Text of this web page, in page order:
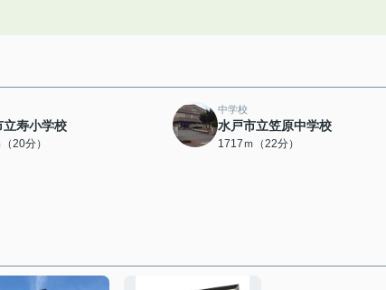
立寿小学校
20分）
中学校
水戸市立笠原中学校
1717ｍ（22分）